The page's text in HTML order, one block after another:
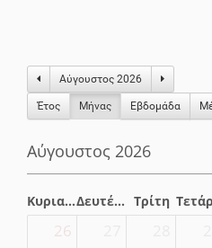
Αύγουστος 2026
Έτος Μήνας Eβδομάδα
Αύγουστος 2026
Κυριακή Δευτέρα Τρίτη
26